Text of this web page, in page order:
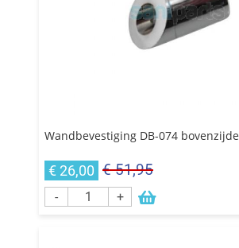
Wandbevestiging DB-074 bovenzijde
€ 26,00 € 51,95
- +